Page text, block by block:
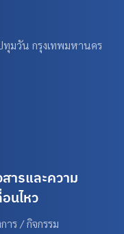
มวัน กรุงเทพมหานคร
สารและความ
นไหว
าร / กิจกรรม